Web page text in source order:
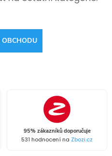
OBCHODU
95% zákazníků doporučuje
531 hodnocení na Zbozi.cz